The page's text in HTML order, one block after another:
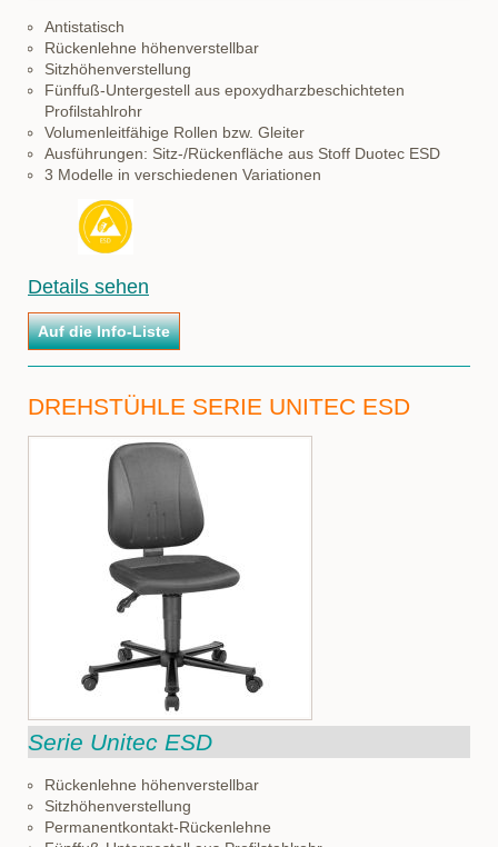
Antistatisch
Rückenlehne höhenverstellbar
Sitzhöhenverstellung
Fünffuß-Untergestell aus epoxydharzbeschichteten
Profilstahlrohr
Volumenleitfähige Rollen bzw. Gleiter
Ausführungen: Sitz-/Rückenfläche aus Stoff Duotec ESD
3 Modelle in verschiedenen Variationen
Details sehen
DREHSTÜHLE SERIE UNITEC ESD
Serie Unitec ESD
Rückenlehne höhenverstellbar
Sitzhöhenverstellung
Permanentkontakt-Rückenlehne